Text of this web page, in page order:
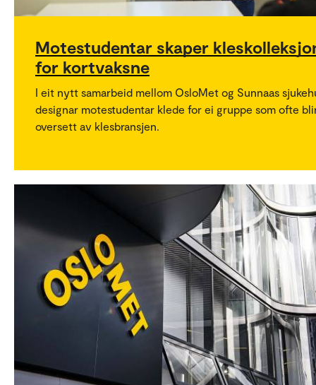
Motestudentar skaper
for kortvaksne
I eit nytt samarbeid mellom OsloMet og Sunnaas
designar motestudentar klede for ei gruppe som ofte
oversett av klesbransjen.